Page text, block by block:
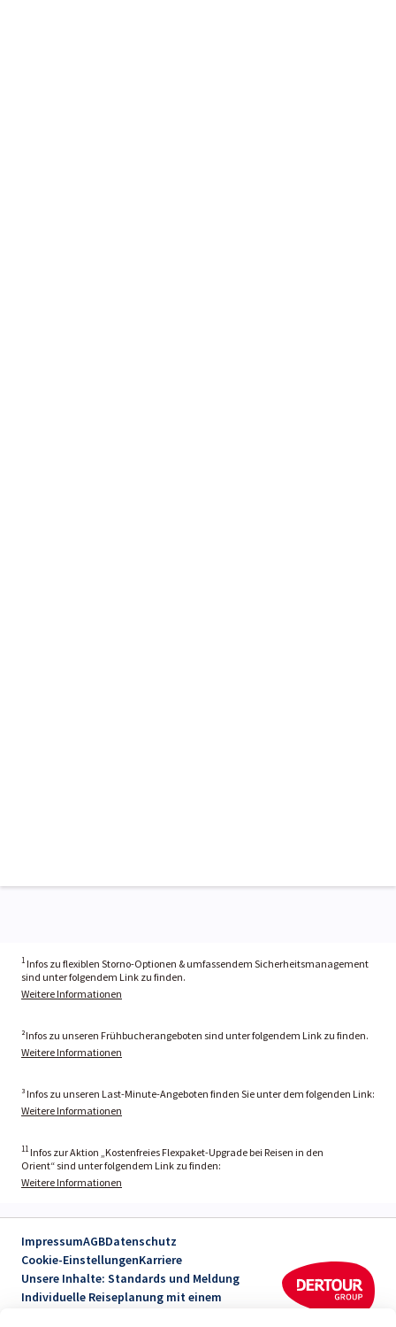
1 Infos zu flexiblen Storno-Optionen & umfassendem Sicherheitsmanagement
sind unter folgendem Link zu finden.
Weitere Informationen
²Infos zu unseren Frühbucherangeboten sind unter folgendem Link zu finden.
Weitere Informationen
³ Infos zu unseren Last-Minute-Angeboten finden Sie unter dem folgenden Link:
Weitere Informationen
11 Infos zur Aktion „Kostenfreies Flexpaket-Upgrade bei Reisen in den
Orient“ sind unter folgendem Link zu finden:
Weitere Informationen
ImpressumAGBDatenschutz
Cookie-EinstellungenKarriere
Unsere Inhalte: Standards und Meldung
Individuelle Reiseplanung mit einem